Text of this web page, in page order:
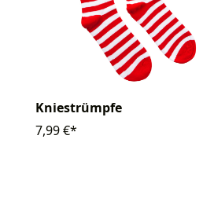
Kniestrümpfe
7,99 €*